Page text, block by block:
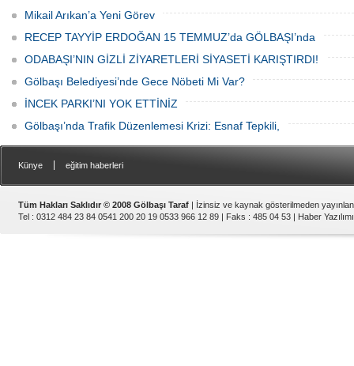
Mikail Arıkan’a Yeni Görev
RECEP TAYYİP ERDOĞAN 15 TEMMUZ’da GÖLBAŞI’nda
ODABAŞI’NIN GİZLİ ZİYARETLERİ SİYASETİ KARIŞTIRDI!
Gölbaşı Belediyesi’nde Gece Nöbeti Mi Var?
İNCEK PARKI’NI YOK ETTİNİZ
Gölbaşı’nda Trafik Düzenlemesi Krizi: Esnaf Tepkili,
Künye eğitim haberleri
Tüm Hakları Saklıdır © 2008 Gölbaşı Taraf | İzinsiz ve kaynak gösterilmeden
Tel : 0312 484 23 84 0541 200 20 19 0533 966 12 89 | Faks : 485 04 53 | Haber Yazılımı